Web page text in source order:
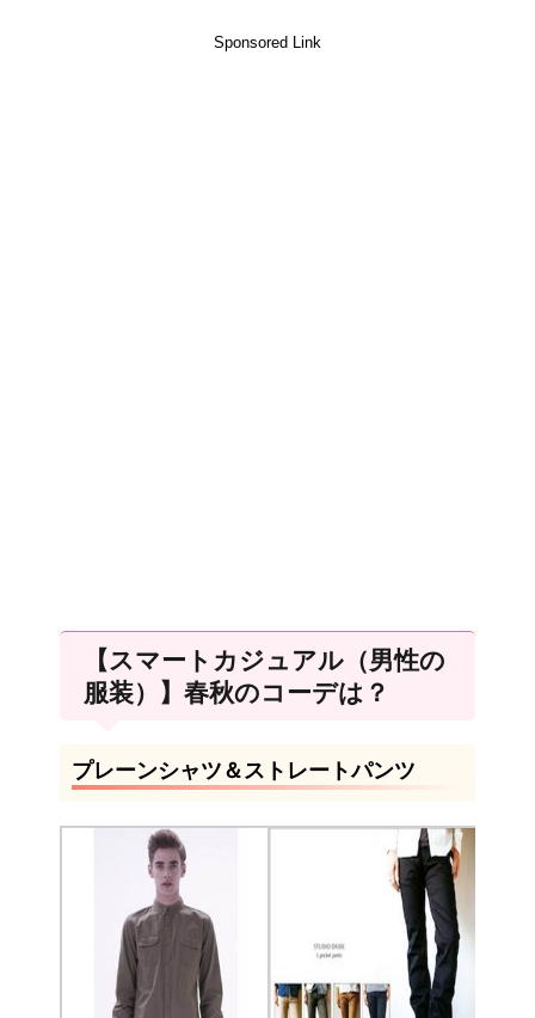
Sponsored Link
【スマートカジュアル（男性の
服装）】春秋のコーデは？
プレーンシャツ＆ストレートパンツ